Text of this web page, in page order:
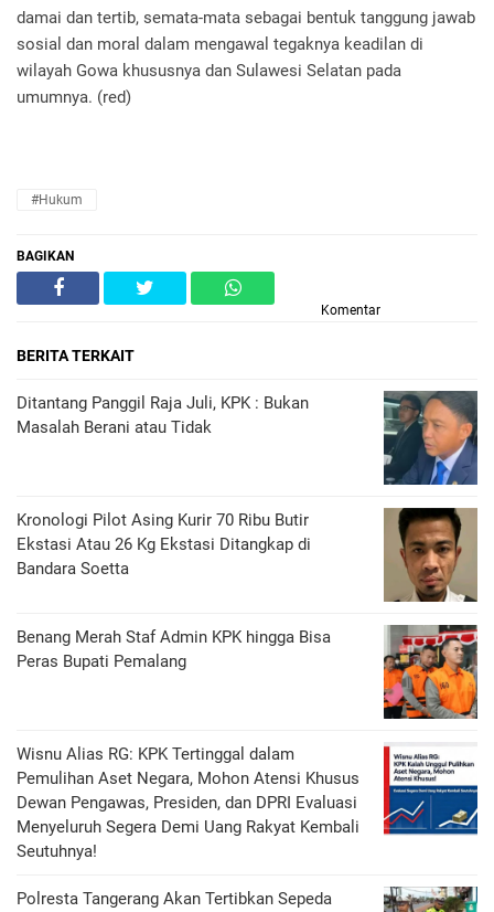
damai dan tertib, semata-mata sebagai bentuk tanggung jawab
sosial dan moral dalam mengawal tegaknya keadilan di
wilayah Gowa khususnya dan Sulawesi Selatan pada
umumnya. (red)
#Hukum
BAGIKAN
Komentar
BERITA TERKAIT
Ditantang Panggil Raja Juli, KPK : Bukan
Masalah Berani atau Tidak
Kronologi Pilot Asing Kurir 70 Ribu Butir
Ekstasi Atau 26 Kg Ekstasi Ditangkap di
Bandara Soetta
Benang Merah Staf Admin KPK hingga Bisa
Peras Bupati Pemalang
Wisnu Alias RG: KPK Tertinggal dalam
Pemulihan Aset Negara, Mohon Atensi Khusus
Dewan Pengawas, Presiden, dan DPRI Evaluasi
Menyeluruh Segera Demi Uang Rakyat Kembali
Seutuhnya!
Polresta Tangerang Akan Tertibkan Sepeda